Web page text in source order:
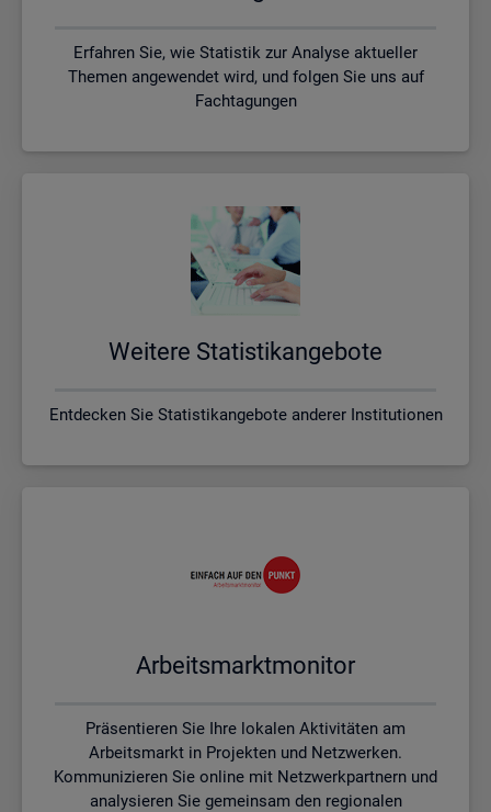
Erfahren Sie, wie Statistik zur Analyse aktueller
Themen angewendet wird, und folgen Sie uns auf
Fachtagungen
Wei­te­re Sta­tis­tik­an­ge­bo­te
Entdecken Sie Statistikangebote anderer Institutionen
Ar­beits­markt­mo­ni­tor
Präsentieren Sie Ihre lokalen Aktivitäten am
Arbeitsmarkt in Projekten und Netzwerken.
Kommunizieren Sie online mit Netzwerkpartnern und
analysieren Sie gemeinsam den regionalen